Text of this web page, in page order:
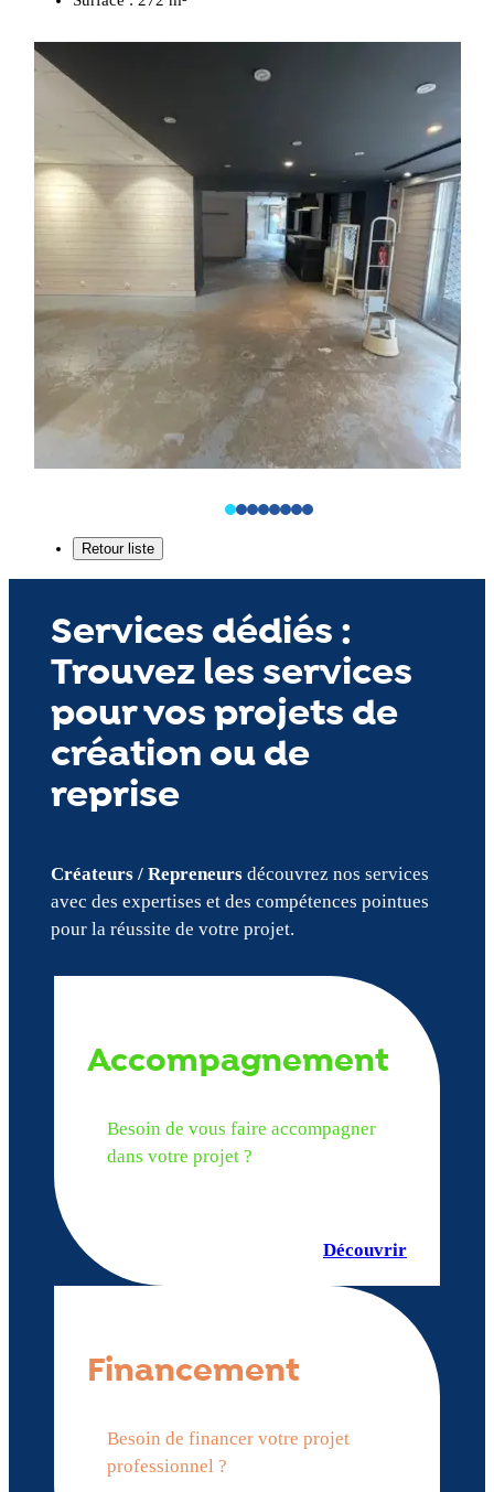
Services dédiés :
Trouvez les services
pour vos projets de
création ou de
reprise
Créateurs / Repreneursdécouvrez nos services
avec des expertises et des compétences pointues
pour la réussite de votre projet.
Accompagnement
Besoin de vous faire accompagner
dans votre projet ?
Découvrir
Financement
Besoin de financer votre projet
professionnel ?